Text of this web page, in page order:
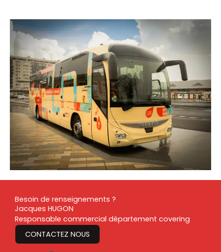
Besoin de renseignements ?
Jacques HUGON
Responsable commercial département covering
CONTACTEZ NOUS